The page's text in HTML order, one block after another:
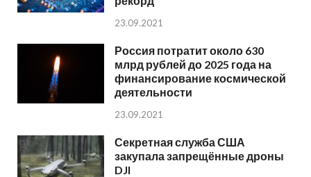
23.09.2021
Россия потратит около 630
млрд рублей до 2025 года на
финансирование космической
деятельности
23.09.2021
Секретная служба США
закупала запрещённые дроны
DJI